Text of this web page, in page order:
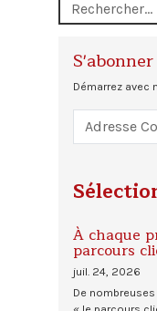
Démarrez avec
À chaque
parcours
juil. 24, 2026
De